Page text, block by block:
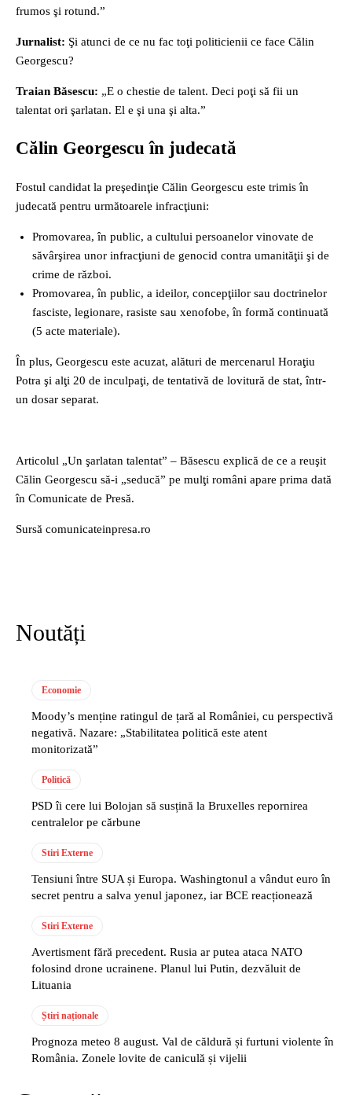
frumos şi rotund.”
Jurnalist: Şi atunci de ce nu fac toţi politicienii ce face Călin
Georgescu?
Traian Băsescu: „E o chestie de talent. Deci poţi să fii un
talentat ori şarlatan. El e şi una şi alta.”
Călin Georgescu în judecată
Fostul candidat la preşedinţie Călin Georgescu este trimis în
judecată pentru următoarele infracţiuni:
Promovarea, în public, a cultului persoanelor vinovate de
săvârşirea unor infracţiuni de genocid contra umanităţii şi de
crime de război.
Promovarea, în public, a ideilor, concepţiilor sau doctrinelor
fasciste, legionare, rasiste sau xenofobe, în formă continuată
(5 acte materiale).
În plus, Georgescu este acuzat, alături de mercenarul Horaţiu
Potra şi alţi 20 de inculpaţi, de tentativă de lovitură de stat, într-
un dosar separat.
Articolul „Un şarlatan talentat” – Băsescu explică de ce a reuşit
Călin Georgescu să-i „seducă” pe mulţi români apare prima dată
în Comunicate de Presă.
Sursă comunicateinpresa.ro
Noutăți
Economie
Moody’s menține ratingul de țară al României, cu perspectivă
negativă. Nazare: „Stabilitatea politică este atent
monitorizată”
Politică
PSD îi cere lui Bolojan să susțină la Bruxelles repornirea
centralelor pe cărbune
Stiri Externe
Tensiuni între SUA și Europa. Washingtonul a vândut euro în
secret pentru a salva yenul japonez, iar BCE reacționează
Stiri Externe
Avertisment fără precedent. Rusia ar putea ataca NATO
folosind drone ucrainene. Planul lui Putin, dezvăluit de
Lituania
Știri naționale
Prognoza meteo 8 august. Val de căldură și furtuni violente în
România. Zonele lovite de caniculă și vijelii